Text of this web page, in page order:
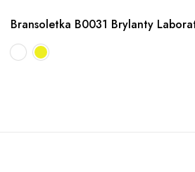
Bransoletka B0031 Brylanty